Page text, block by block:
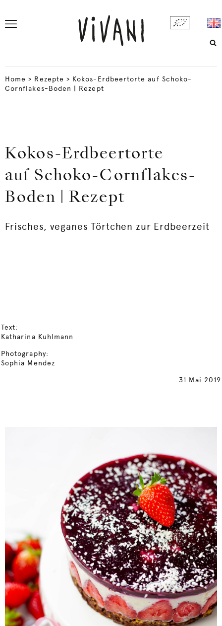
Home > Rezepte > Kokos-Erdbeertorte auf Schoko-
Cornflakes-Boden | Rezept
Kokos-Erdbeertorte
auf Schoko-Cornflakes-
Boden | Rezept
Frisches, veganes Törtchen zur Erdbeerzeit
Text:
Katharina Kuhlmann
Photography:
Sophia Mendez
31 Mai 2019